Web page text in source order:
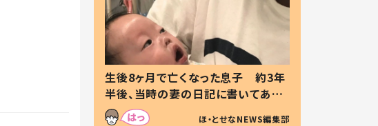
生後8ヶ月で亡くなった息子 約3年
半後、当時の妻の日記に書いてあっ
た本音とは
ほ・とせなNEWS編集部